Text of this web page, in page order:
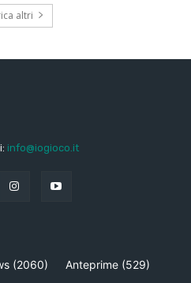
altri
info@iogioco.it
(2060) Anteprime (529)